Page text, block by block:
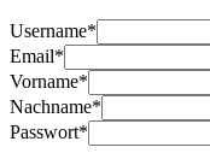
Username*
Email*
Vorname*
Nachname*
Passwort*